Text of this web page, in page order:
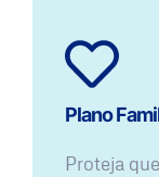
Plano
Proteja